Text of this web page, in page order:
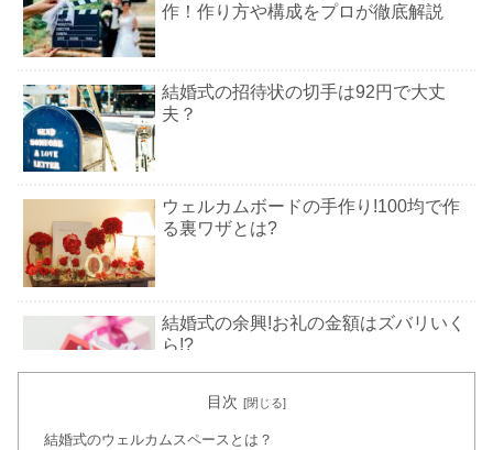
作！作り方や構成をプロが徹底解説
結婚式の招待状の切手は92円で大丈
夫？
ウェルカムボードの手作り!100均で作
る裏ワザとは?
結婚式の余興!お礼の金額はズバリいく
ら!?
結婚式の引き出物の金額相場!夫婦・上
目次
結婚式のウェルカムスペースとは？